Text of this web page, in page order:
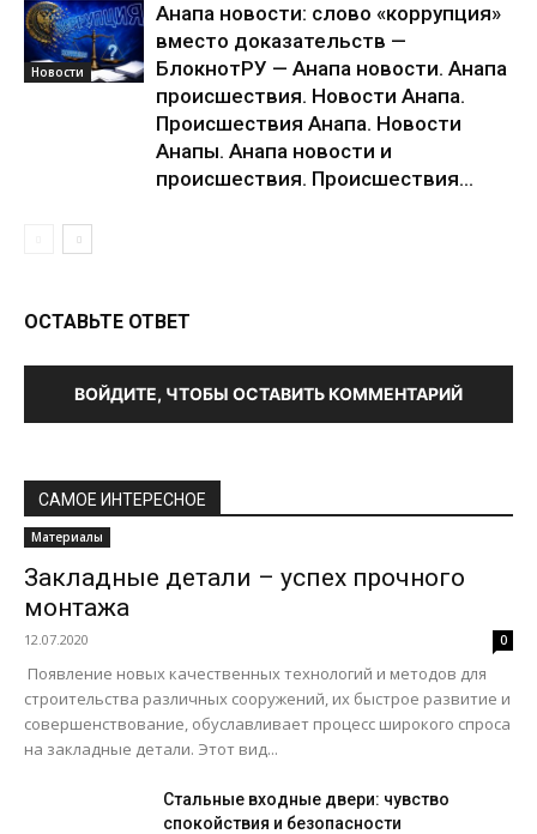
Новости
Анапа новости: слово «коррупция»
вместо доказательств —
БлокнотРУ — Анапа новости. Анапа
происшествия. Новости Анапа.
Происшествия Анапа. Новости
Анапы. Анапа новости и
происшествия. Происшествия...
ОСТАВЬТЕ ОТВЕТ
ВОЙДИТЕ, ЧТОБЫ ОСТАВИТЬ КОММЕНТАРИЙ
САМОЕ ИНТЕРЕСНОЕ
Материалы
Закладные детали – успех прочного
монтажа
12.07.2020 0
Появление новых качественных технологий и методов для
строительства различных сооружений, их быстрое развитие и
совершенствование, обуславливает процесс широкого спроса
на закладные детали. Этот вид...
Стальные входные двери: чувство
спокойствия и безопасности